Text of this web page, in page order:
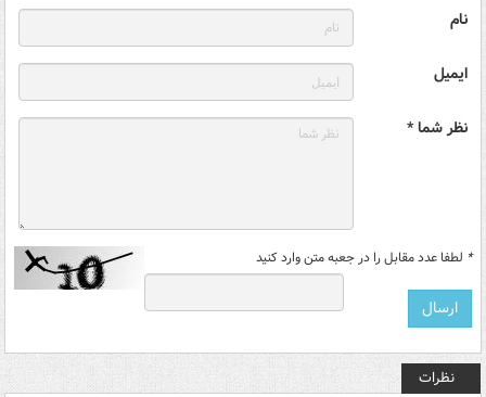
نام
ایمیل
نظر شما *
* لطفا عدد مقابل را در جعبه متن وارد کنید
نظرات